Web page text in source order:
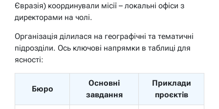
Євразія) координували місії – локальні офіси з
директорами на чолі.
Організація ділилася на географічні та тематичні
підрозділи. Ось ключові напрямки в таблиці для
ясності:
Бюро
Основні
завдання
Приклади
проєктів